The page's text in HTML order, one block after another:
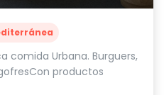
comida Urbana. Burguers,
productos